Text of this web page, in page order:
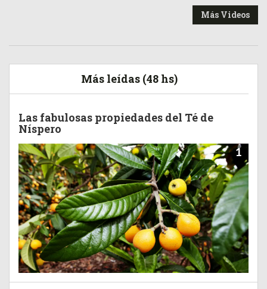
Más Videos
Más leídas (48 hs)
Las fabulosas propiedades del Té de
Níspero
1